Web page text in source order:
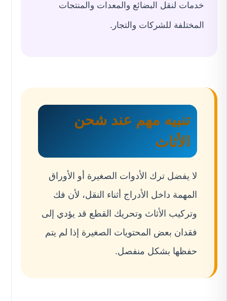
خدمات لنقل البضائع والمعدات والمنتجات
المختلفة للشركات والتجار.
تنبيه مهم عند شحن
الأثاث
لا يفضل ترك الأدوات الصغيرة أو الأوراق
المهمة داخل الأدراج أثناء النقل، لأن فك
وتركيب الأثاث وتحريك القطع قد يؤدي إلى
فقدان بعض المحتويات الصغيرة إذا لم يتم
حفظها بشكل منفصل.